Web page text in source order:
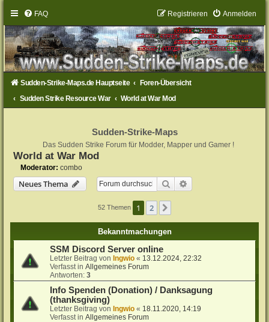
FAQ Anmelden
Registrieren
Sudden-Strike-Maps.de Hauptseite
Foren-Übersicht
Sudden Strike Resource War
World at War Mod
Sudden-Strike-Maps
Das Sudden Strike Forum für Modder, Mapper und Gamer !
World at War Mod
Moderator: combo
Neues Thema Suche
52 Themen 1 2
Bekanntmachungen
SSM Discord Server online
Letzter Beitrag vonIngwio « 13.12.2024, 22:32
Verfasst inAllgemeines Forum
Antworten:3
Info Spenden (Donation) / Danksagung
(thanksgiving)
Letzter Beitrag vonIngwio « 18.11.2020, 14:19
Verfasst inAllgemeines Forum